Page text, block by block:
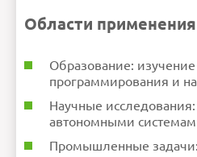
Области применения
Образование:
программирования и
Научные
автономными
Промышленные